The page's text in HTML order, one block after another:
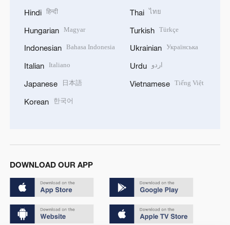
Hindi हिन्दी
Hungarian Magyar
Indonesian Bahasa Indonesia
Italian Italiano
Japanese 日本語
Korean 한국어
Thai ไทย
Turkish Türkçe
Ukrainian Українська
Urdu اردو
Vietnamese Tiếng Việt
DOWNLOAD OUR APP